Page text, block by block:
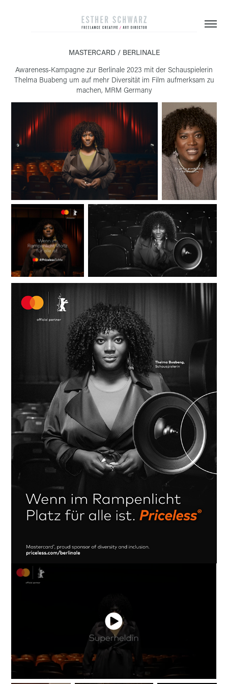
MASTERCARD / BERLINALE
Awareness-Kampagne zur Berlinale 2023 mit der Schauspielerin
Thelma Buabeng um auf mehr Diversität im Film aufmerksam zu
machen, MRM Germany